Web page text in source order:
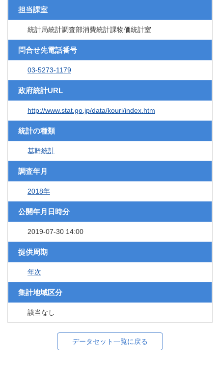
担当課室
統計局統計調査部消費統計課物価統計室
問合せ先電話番号
03-5273-1179
政府統計URL
http://www.stat.go.jp/data/kouri/index.htm
統計の種類
基幹統計
調査年月
2018年
公開年月日時分
2019-07-30 14:00
提供周期
年次
集計地域区分
該当なし
データセット一覧に戻る